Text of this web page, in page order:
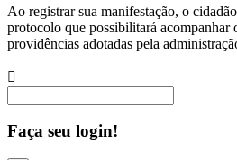
Ao registrar sua manifestação, o
protocolo que possibilitará acompanhar
providências adotadas pela
Faça seu login!